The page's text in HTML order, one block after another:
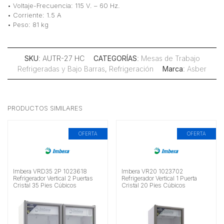
• Voltaje-Frecuencia: 115 V. – 60 Hz.
• Corriente: 1.5 A
• Peso: 81 kg
SKU: AUTR-27 HC CATEGORÍAS: Mesas de Trabajo
Refrigeradas y Bajo Barras, Refrigeración Marca: Asber
PRODUCTOS SIMILARES
OFERTA
Imbera VRD35 2P 1023618
Refrigerador Vertical 2 Puertas
Cristal 35 Pies Cúbicos
OFERTA
Imbera VR20 1023702
Refrigerador Vertical 1 Puerta
Cristal 20 Pies Cúbicos